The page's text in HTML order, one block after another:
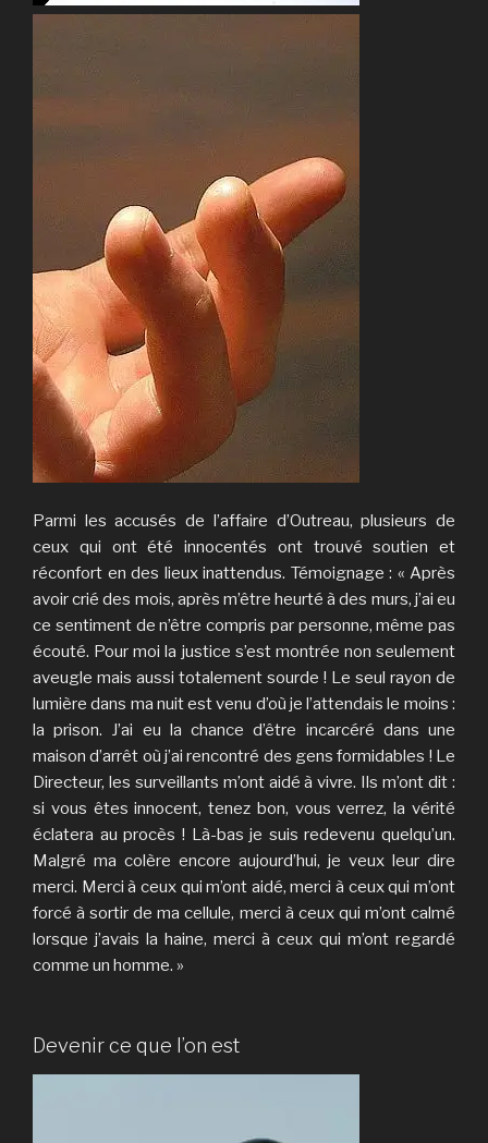
Parmi les accusés de l’affaire d’Outreau, plusieurs de
ceux qui ont été innocentés ont trouvé soutien et
réconfort en des lieux inattendus. Témoignage : « Après
avoir crié des mois, après m’être heurté à des murs, j’ai eu
ce sentiment de n’être compris par personne, même pas
écouté. Pour moi la justice s’est montrée non seulement
aveugle mais aussi totalement sourde ! Le seul rayon de
lumière dans ma nuit est venu d’où je l’attendais le moins :
la prison. J’ai eu la chance d’être incarcéré dans une
maison d’arrêt où j’ai rencontré des gens formidables ! Le
Directeur, les surveillants m’ont aidé à vivre. Ils m’ont dit :
si vous êtes innocent, tenez bon, vous verrez, la vérité
éclatera au procès ! Là-bas je suis redevenu quelqu’un.
Malgré ma colère encore aujourd’hui, je veux leur dire
merci. Merci à ceux qui m’ont aidé, merci à ceux qui m’ont
forcé à sortir de ma cellule, merci à ceux qui m’ont calmé
lorsque j’avais la haine, merci à ceux qui m’ont regardé
comme un homme. »
Devenir ce que l’on est